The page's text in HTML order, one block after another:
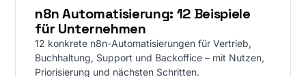
n8n Automatisierung: 12 Beispiele
für Unternehmen
12 konkrete n8n-Automatisierungen für Vertrieb,
Buchhaltung, Support und Backoffice – mit Nutzen,
Priorisierung und nächsten Schritten.